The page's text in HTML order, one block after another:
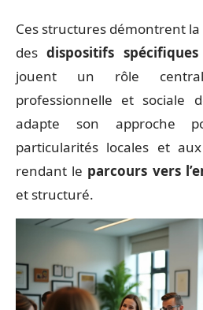
Ces structures démontrent la
desdispositifs spécifiques
jouent un rôle central
professionnelle et sociale
adapte son approche
particularités locales et
rendant le parcours vers
et structuré.